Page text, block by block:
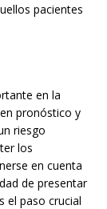
pacientes
en la
pronóstico y
riesgo
los
en cuenta
de presentar
el paso crucial